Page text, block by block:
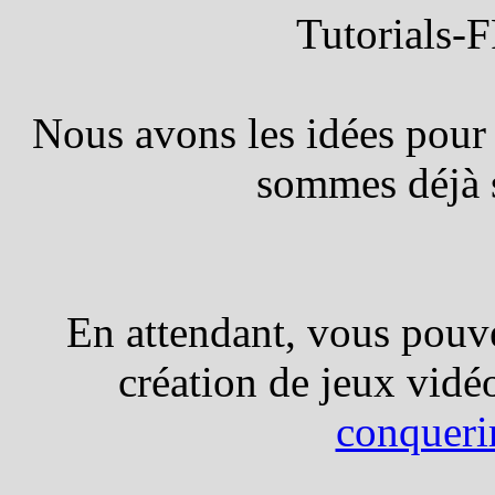
Tutorials-
Nous avons les idées
sommes
En attendant, vous
création de jeux